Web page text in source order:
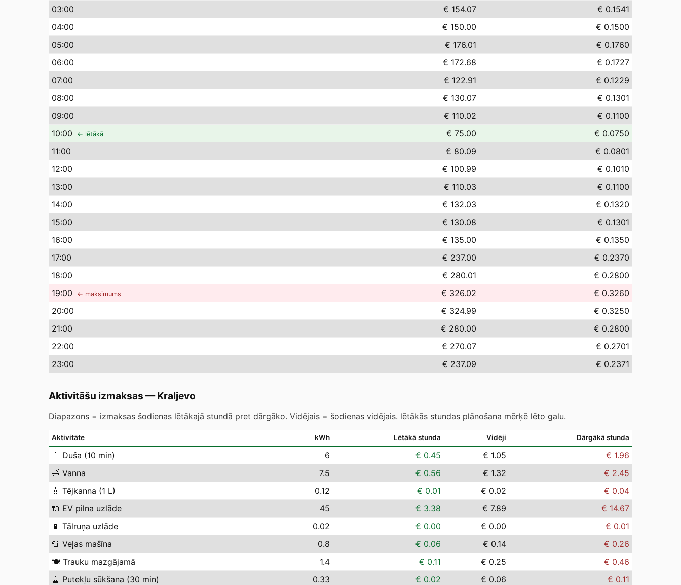
03:00 € 154.07
€ 0.1541
04:00 € 150.00
€ 0.1500
05:00 € 176.01
€ 0.1760
06:00 € 172.68
€ 0.1727
07:00 € 122.91
€ 0.1229
08:00 € 130.07
€ 0.1301
09:00 € 110.02
€ 0.1100
10:00 ← lētākā € 75.00
€ 0.0750
11:00 € 80.09
€ 0.0801
12:00 € 100.99
€ 0.1010
13:00 € 110.03
€ 0.1100
14:00 € 132.03
€ 0.1320
15:00 € 130.08
€ 0.1301
16:00 € 135.00
€ 0.1350
17:00 € 237.00
€ 0.2370
18:00 € 280.01
€ 0.2800
19:00 ← maksimums € 326.02
€ 0.3260
20:00 € 324.99
€ 0.3250
21:00 € 280.00
€ 0.2800
22:00 € 270.07
€ 0.2701
23:00 € 237.09 € 0.2371
Aktivitāšu izmaksas —Kraljevo
Diapazons = izmaksas šodienas lētākajā stundā pret dārgāko. Vidējais = šodienas vidējais. lētākās stundas plānošana mērķē lēto galu.
Aktivitāte kWh Lētākā stunda Vidēji Dārgākā stunda
🚿 Duša (10 min) 6 € 0.45 € 1.05
€ 1.96
🛁 Vanna 7.5 € 0.56 € 1.32
€ 2.45
💧 Tējkanna (1 L) 0.12 € 0.01 € 0.02
€ 0.04
🔌 EV pilna uzlāde 45 € 3.38 € 7.89
€ 14.67
📱 Tālruņa uzlāde 0.02 € 0.00 € 0.00
€ 0.01
👕 Veļas mašīna 0.8 € 0.06 € 0.14
€ 0.26
🍽️ Trauku mazgājamā 1.4 € 0.11 € 0.25
€ 0.46
🧹 Putekļu sūkšana (30 min) 0.33 € 0.02 € 0.06
€ 0.11